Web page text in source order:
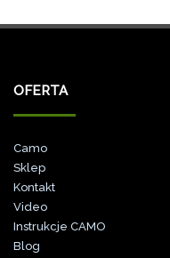
OFERTA
Camo
Sklep
Kontakt
Video
Instrukcje CAMO
Blog